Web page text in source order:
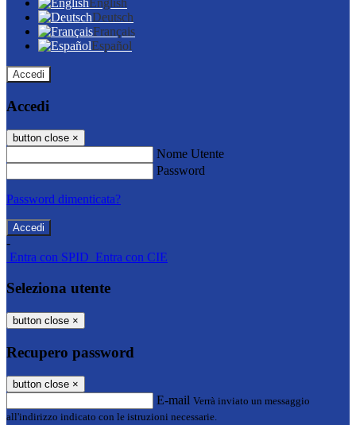
English
Deutsch
Français
Español
Accedi
Accedi
button close ×
Nome Utente
Password
Password dimenticata?
-
Entra con SPID Entra con CIE
Seleziona utente
button close ×
Recupero password
button close ×
E-mail Verrà inviato un messaggio
all'indirizzo indicato con le istruzioni necessarie.